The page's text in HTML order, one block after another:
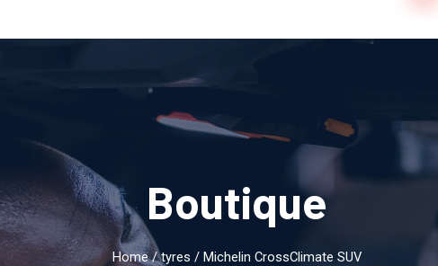
Boutique
Home/tyres / Michelin CrossClimate SUV